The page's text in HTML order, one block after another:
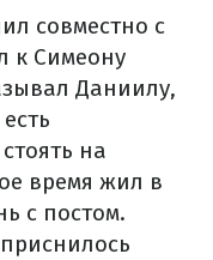
совместно с
к Симеону
Даниилу,
на
время жил в
с постом.